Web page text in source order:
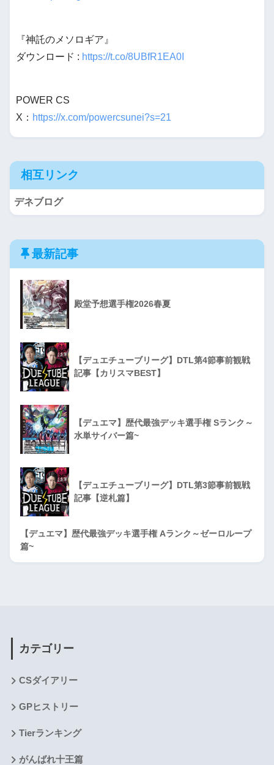
『神託のメソロギア』
ダウンロード : https://t.co/8UBfR1EA0I
POWER CS
X： https://x.com/powercsunei?s=21
相互リンク
デネブログ
最新記事
殿堂予想選手権2026春夏
【デュエチューブリーグ】DTL第4節事前観戦
記事【カリスマBEST】
【デュエマ】歴代最強デッキ選手権 Sランク～
水単サイバー篇~
【デュエチューブリーグ】DTL第3節事前観戦
記事【逆札篇】
【デュエマ】歴代最強デッキ選手権 Aランク～ゼーロループ
篇~
カテゴリー
CSダイアリー
GPヒストリー
Tierランキング
がんばれ十王篇